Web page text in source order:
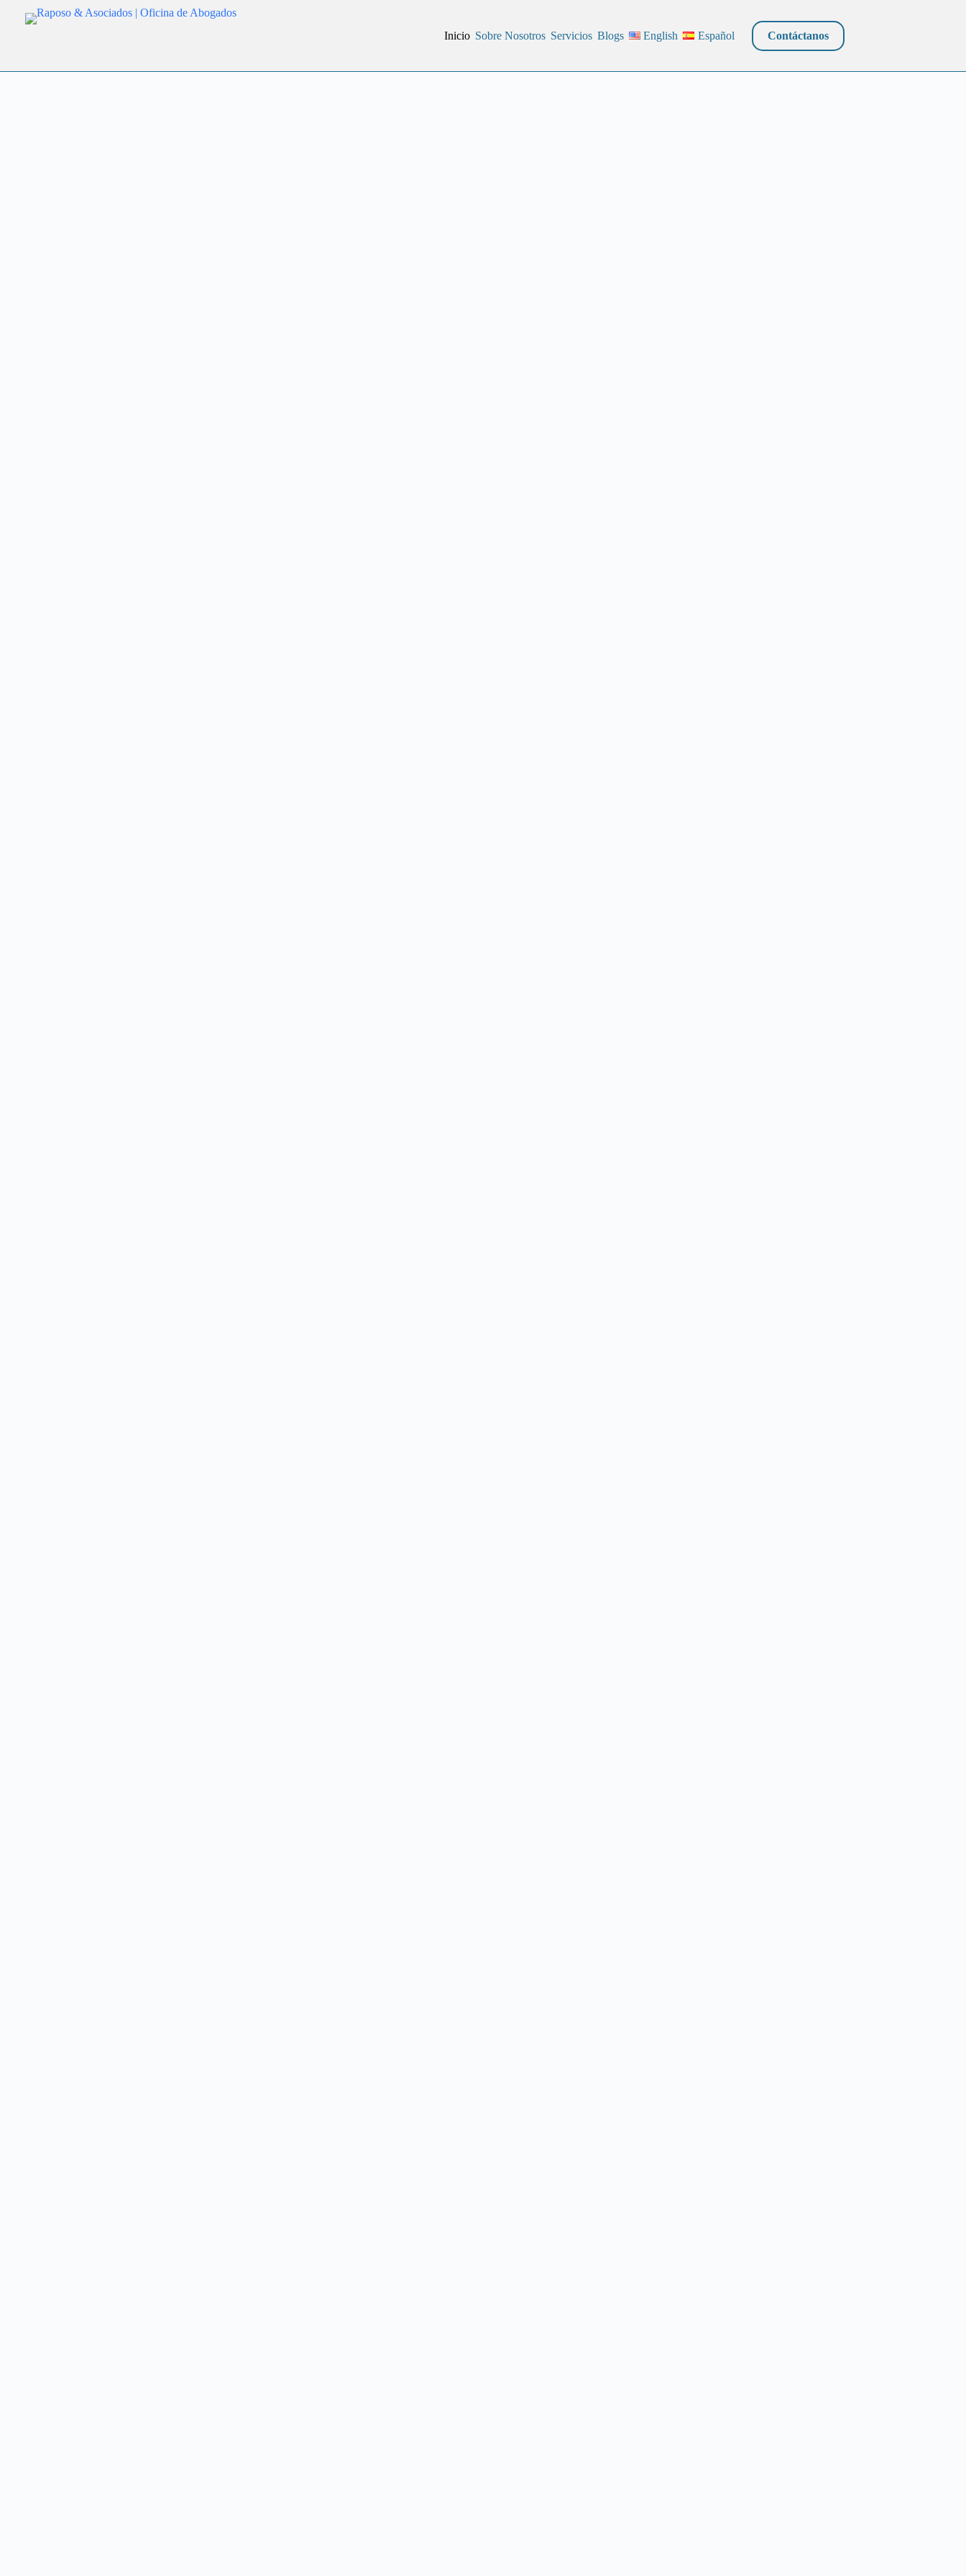
Inicio Sobre Nosotros Servicios Blogs English Español Contáctanos